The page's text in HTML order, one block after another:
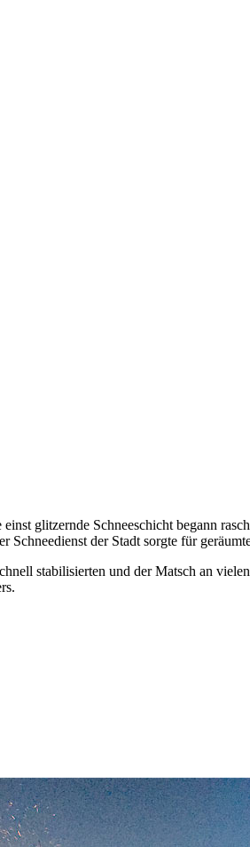
glitzernde Schneeschicht begann
der Stadt sorgte für
stabilisierten und der Matsch an